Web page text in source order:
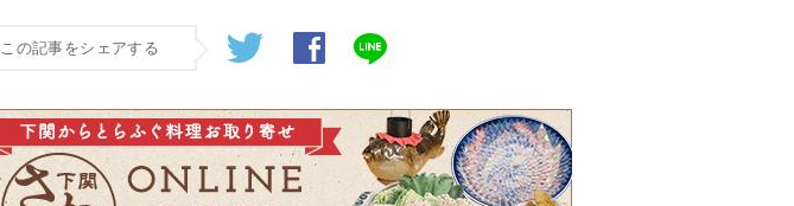
この記事をシェアする